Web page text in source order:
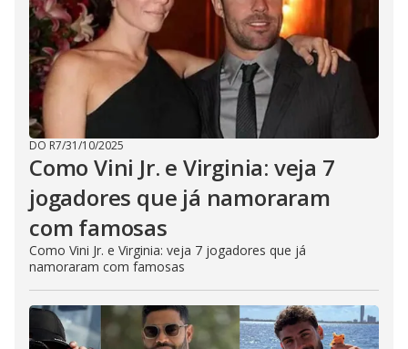
DO R7/31/10/2025
Como Vini Jr. e Virginia: veja 7
jogadores que já namoraram
com famosas
Como Vini Jr. e Virginia: veja 7 jogadores que já
namoraram com famosas